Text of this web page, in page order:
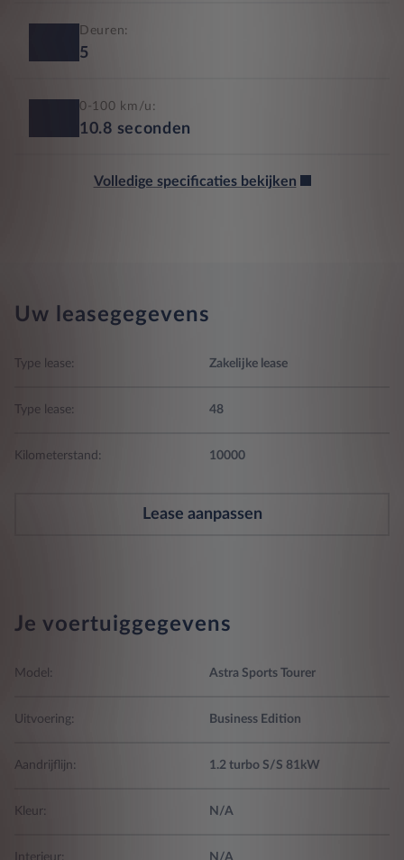
Deuren:
5
0-100 km/u:
10.8 seconden
Volledige specificaties bekijken
Uw leasegegevens
Type lease: Zakelijke lease
Type lease: 48
Kilometerstand: 10000
Lease aanpassen
Je voertuiggegevens
Model: Astra Sports Tourer
Uitvoering: Business Edition
Aandrijflijn: 1.2 turbo S/S 81kW
Kleur: N/A
Interieur: N/A